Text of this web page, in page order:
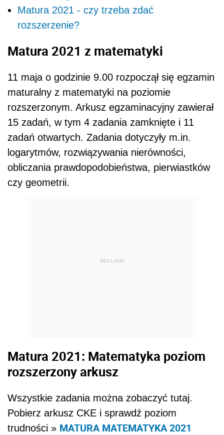
Matura 2021 - czy trzeba zdać
rozszerzenie?
Matura 2021 z matematyki
11 maja o godzinie 9.00 rozpoczął się egzamin
maturalny z matematyki na poziomie
rozszerzonym. Arkusz egzaminacyjny zawierał
15 zadań, w tym 4 zadania zamknięte i 11
zadań otwartych. Zadania dotyczyły m.in.
logarytmów, rozwiązywania nierówności,
obliczania prawdopodobieństwa, pierwiastków
czy geometrii.
REKLAMA
Matura 2021: Matematyka poziom
rozszerzony arkusz
Wszystkie zadania można zobaczyć tutaj.
Pobierz arkusz CKE i sprawdź poziom
trudności » MATURA MATEMATYKA 2021